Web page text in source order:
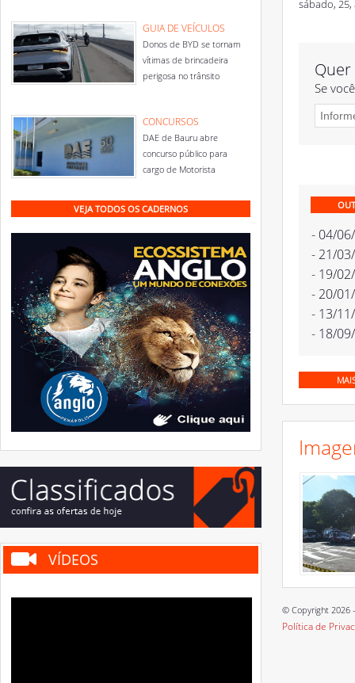
GUIA DE VEÍCULOS
Donos de BYD se tornam
vítimas de brincadeira
perigosa no trânsito
CONCURSOS
DAE de Bauru abre
concurso público para
cargo de Motorista
VEJA TODOS OS CADERNOS
VÍDEOS
sábado,
Se
- 04/
- 21/
- 19/
- 20/
- 13/
- 18/
© Copyright 2026
Política de